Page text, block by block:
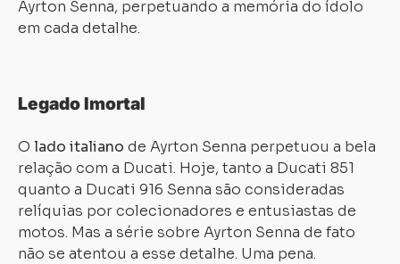
Ayrton Senna, perpetuando a memória do ídolo
em cada detalhe.
Legado Imortal
O lado italiano de Ayrton Senna perpetuou a bela
relação com a Ducati. Hoje, tanto a Ducati 851
quanto a Ducati 916 Senna são consideradas
relíquias por colecionadores e entusiastas de
motos. Mas a série sobre Ayrton Senna de fato
não se atentou a esse detalhe. Uma pena.